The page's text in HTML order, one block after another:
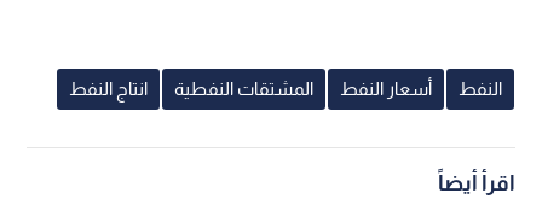
النفط أسعار النفط المشتقات النفطية انتاج النفط
اقرأ أيضاً